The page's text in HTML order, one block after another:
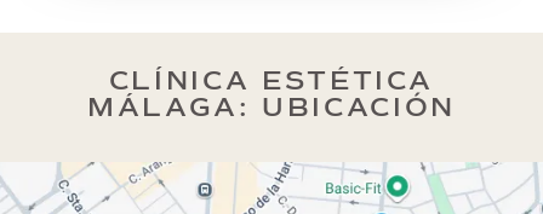
CLÍNICA ESTÉTICA
MÁLAGA: UBICACIÓN